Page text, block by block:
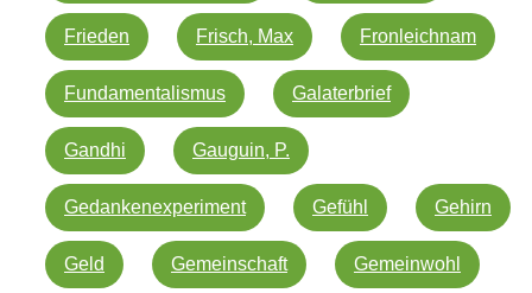
Frieden Frisch, Max Fronleichnam
Fundamentalismus Galaterbrief
Gandhi Gauguin, P.
Gedankenexperiment Gefühl Gehirn
Geld Gemeinschaft Gemeinwohl